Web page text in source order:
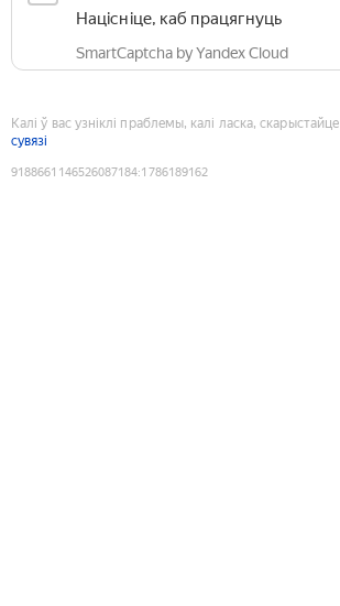
Націсніце, каб працягнуць
SmartCaptcha by Yandex Cloud
Калі ў вас узніклі праблемы, калі ласка, скарыстайце
сувязі
9188661146526087184:1786189162